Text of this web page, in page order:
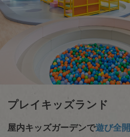
プレイキッズランド
屋内キッズガーデンで遊び全開